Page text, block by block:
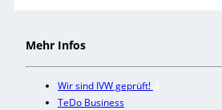
Mehr Infos
Wir sind IVW geprüft!
TeDo Business